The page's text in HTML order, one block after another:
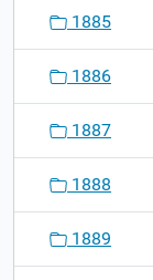
1885
1886
1887
1888
1889